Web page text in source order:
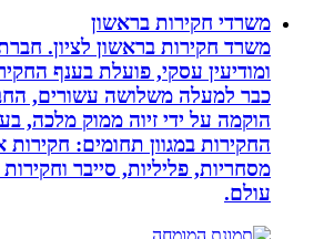
משרדי חקירות בראשון
משרד חקירות בראשון לציון. חברת
ומודיעין עסקי, פועלת בענף החקירות
כבר למעלה משלושה עשורים, החברה
הוקמה על ידי זיוה ממוק מלכה, בעלת
החקירות במגוון תחומים: חקירות
מסחריות, פליליות, סייבר וחקירות
עולם.